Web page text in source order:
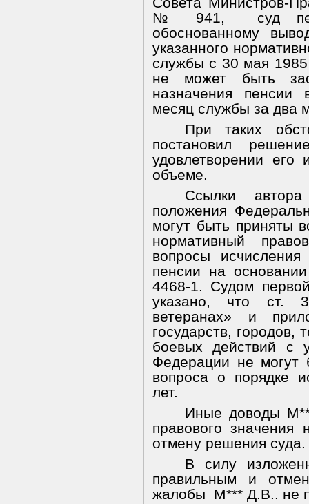
№ 941,
суд
обоснованному
указанного
службы с 30 мая
не может быть
назначения пенсии
месяц службы за два
При таких
постановил
удовлетворении его
объеме.
Ссылки
положения
могут быть приняты
нормативный
вопросы
пенсии на
4468-1. Судом
указано, что ст.
ветеранах» и
государств, городов,
боевых действий с
Федерации не
вопроса о порядке
лет.
Иные доводы
правового
отмену решения суда.
В силу
правильным и
жалобы М*** Д.В.. не